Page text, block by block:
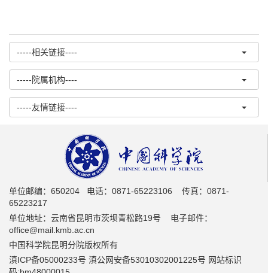
-----相关链接----
-----院属机构----
-----友情链接----
单位邮编：650204 电话：0871-65223106 传真：0871-
65223217
单位地址：云南省昆明市茨坝青松路19号 电子邮件：
office@mail.kmb.ac.cn
中国科学院昆明分院版权所有
滇ICP备05000233号 滇公网安备53010302001225号 网站标识